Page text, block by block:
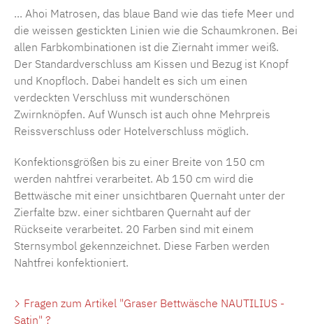
... Ahoi Matrosen, das blaue Band wie das tiefe Meer und
die weissen gestickten Linien wie die Schaumkronen. Bei
allen Farbkombinationen ist die Ziernaht immer weiß.
Der Standardverschluss am Kissen und Bezug ist Knopf
und Knopfloch. Dabei handelt es sich um einen
verdeckten Verschluss mit wunderschönen
Zwirnknöpfen. Auf Wunsch ist auch ohne Mehrpreis
Reissverschluss oder Hotelverschluss möglich.
Konfektionsgrößen bis zu einer Breite von 150 cm
werden nahtfrei verarbeitet. Ab 150 cm wird die
Bettwäsche mit einer unsichtbaren Quernaht unter der
Zierfalte bzw. einer sichtbaren Quernaht auf der
Rückseite verarbeitet. 20 Farben sind mit einem
Sternsymbol gekennzeichnet. Diese Farben werden
Nahtfrei konfektioniert.
Fragen zum Artikel "Graser Bettwäsche NAUTILIUS -
Satin" ?